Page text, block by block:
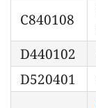
C840108
D440102
D520401